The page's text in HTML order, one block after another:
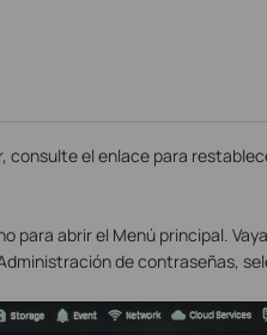
consulte el enlace para
para abrir el Menú principal.
de contraseñas,